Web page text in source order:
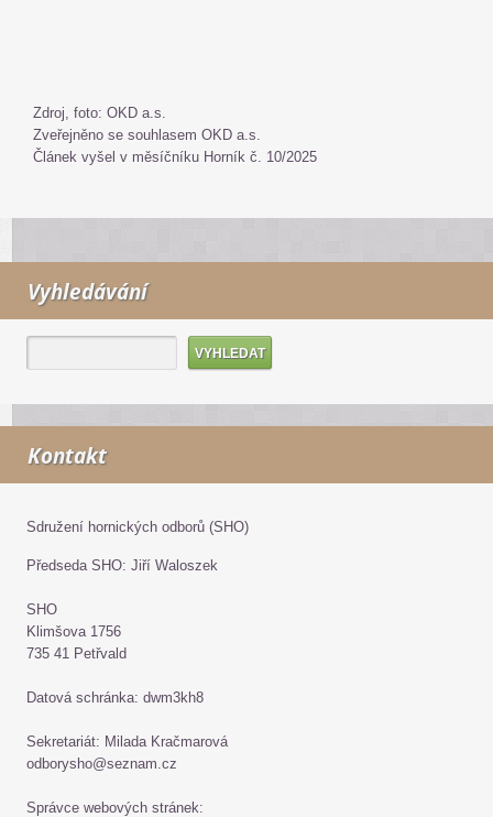
Zdroj, foto: OKD a.s.
Zveřejněno se souhlasem OKD a.s.
Článek vyšel v měsíčníku Horník č. 10/2025
Vyhledávání
Kontakt
Sdružení hornických odborů (SHO)
Předseda SHO: Jiří Waloszek
SHO
Klimšova 1756
735 41 Petřvald
Datová schránka: dwm3kh8
Sekretariát: Milada Kračmarová
odborysho@seznam.cz
Správce webových stránek: